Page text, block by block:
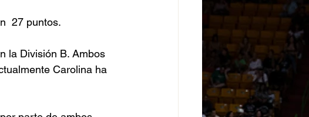
27 puntos.
la División B. Ambos
Carolina ha